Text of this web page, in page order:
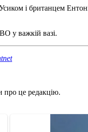
і британцем
у важкій вазі.
про це редакцію.